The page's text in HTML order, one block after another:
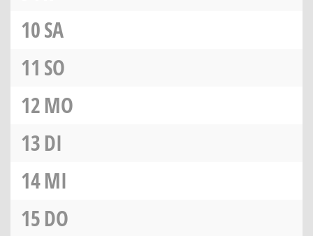
10SA
11 SO
12MO
13DI
14MI
15DO